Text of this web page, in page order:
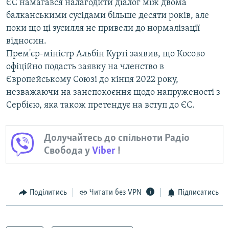
ЄС намагався налагодити діалог між двома
балканськими сусідами більше десяти років, але
поки що ці зусилля не привели до нормалізації
відносин.
Прем'єр-міністр Альбін Курті заявив, що Косово
офіційно подасть заявку на членство в
Європейському Союзі до кінця 2022 року,
незважаючи на занепокоєння щодо напруженості з
Сербією, яка також претендує на вступ до ЄС.
Долучайтесь до спільноти Радіо
Свобода уViber !
Поділитись Читати без VPN Підписатись